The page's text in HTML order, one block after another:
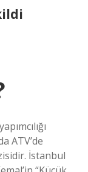
ATV’de
İstanbul